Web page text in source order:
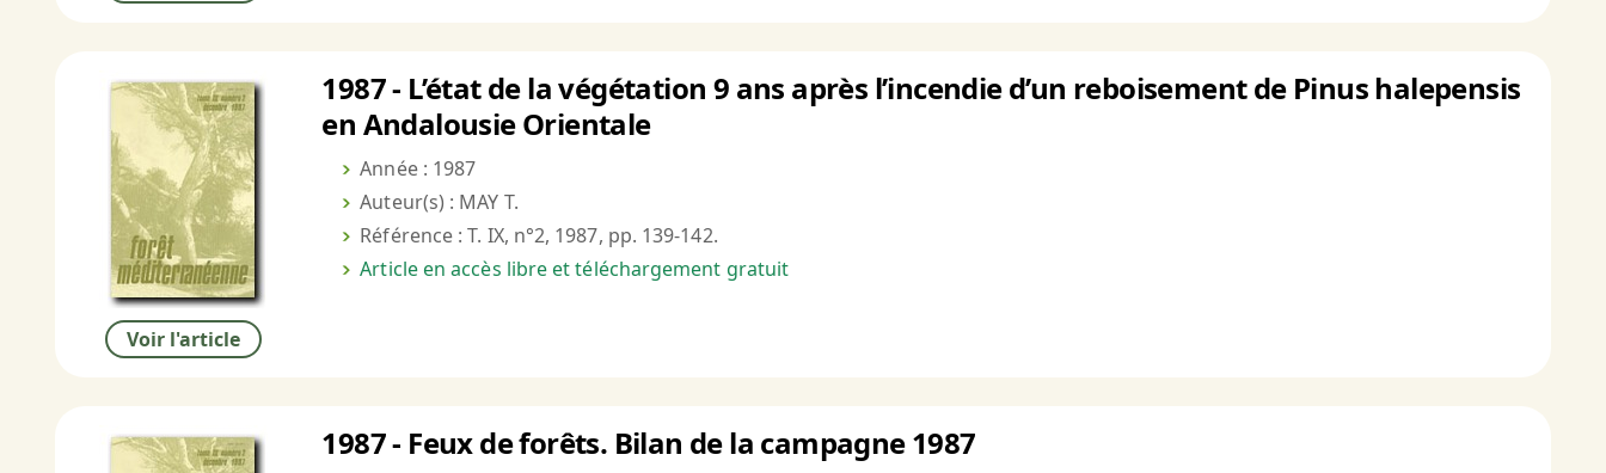
Voir l'article
1987 - L’état de la végétation 9 ans après l’incendie d’un reboisement de Pinus halepensis
en Andalousie Orientale
Année : 1987
Auteur(s) : MAY T.
Référence : T. IX, n°2, 1987, pp. 139-142.
Article en accès libre et téléchargement gratuit
1987 - Feux de forêts. Bilan de la campagne 1987